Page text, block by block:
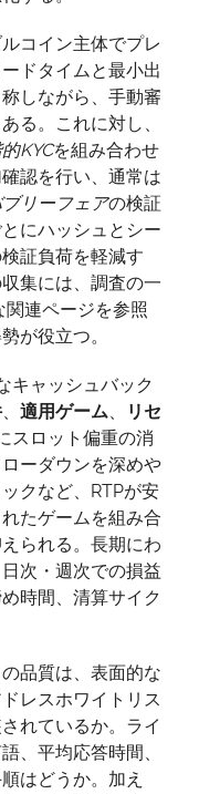
コイン主体でプレ
ドタイムと最小出
しながら、手動審
る。これに対し、
KYCを組み合わせ
認を行い、通常は
ブリーフェアの検証
にハッシュとシー
証負荷を軽減す
集には、調査の一
関連ページを参照
が役立つ。
キャッシュバック
、 適用ゲーム、
リセ
スロット偏重の消
ーダウンを深めや
クなど、RTPが安
たゲームを組み合
られる。長期にわ
次・週次での損益
時間、清算サイク
品質は、表面的な
レスホワイトリス
れているか。ライ
、平均応答時間、
はどうか。加え